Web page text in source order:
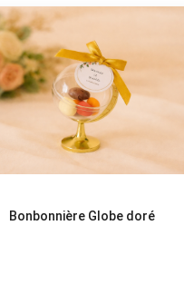
Bonbonnière Globe doré